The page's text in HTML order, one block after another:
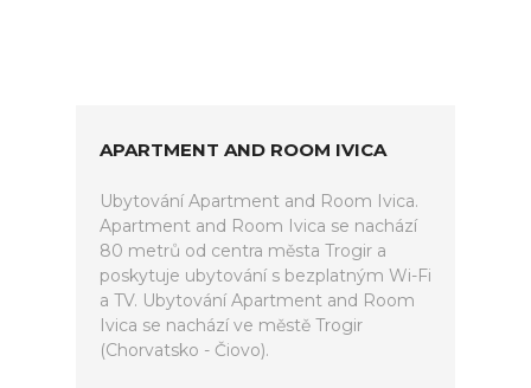
APARTMENT AND ROOM IVICA
Ubytování Apartment and Room Ivica.
Apartment and Room Ivica se nachází
80 metrů od centra města Trogir a
poskytuje ubytování s bezplatným Wi-Fi
a TV. Ubytování Apartment and Room
Ivica se nachází ve městě Trogir
(Chorvatsko - Čiovo).